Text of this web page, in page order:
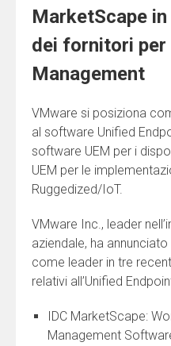
MarketScape
dei fornitori per
Management
VMware si posiziona
al software Unified
software UEM per i
UEM per le
Ruggedized/IoT.
VMware Inc., leader
aziendale, ha
come leader in tre
relativi all’Unified
IDC MarketScape:
Management